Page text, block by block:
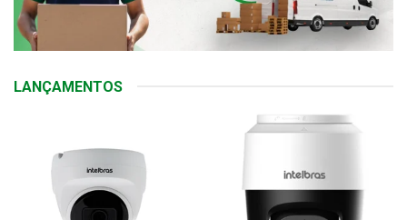
LANÇAMENTOS